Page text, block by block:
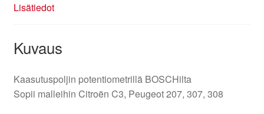
Lisätiedot
Kuvaus
Kaasutuspoljin potentiometrillä BOSCHilta
Sopii malleihin Citroën C3, Peugeot 207, 307, 308